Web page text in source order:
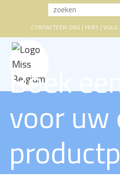
CONTACTEER ONS | PERS |
Boek
voor uw